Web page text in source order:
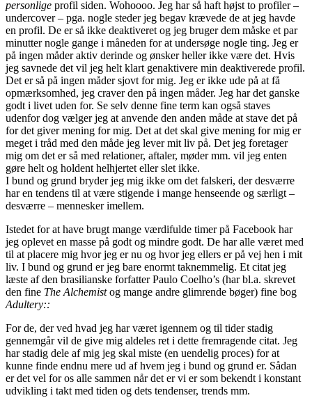
personlige profil siden. Wohoooo. Jeg har så haft højst to profiler –
undercover – pga. nogle steder jeg begav krævede de at jeg havde
en profil. De er så ikke deaktiveret og jeg bruger dem måske et par
minutter nogle gange i måneden for at undersøge nogle ting. Jeg er
på ingen måder aktiv derinde og ønsker heller ikke være det. Hvis
jeg savnede det vil jeg helt klart genaktivere min deaktiverede profil.
Det er så på ingen måder sjovt for mig. Jeg er ikke ude på at få
opmærksomhed, jeg craver den på ingen måder. Jeg har det ganske
godt i livet uden for. Se selv denne fine term kan også staves
udenfor dog vælger jeg at anvende den anden måde at stave det på
for det giver mening for mig. Det at det skal give mening for mig er
meget i tråd med den måde jeg lever mit liv på. Det jeg foretager
mig om det er så med relationer, aftaler, møder mm. vil jeg enten
gøre helt og holdent helhjertet eller slet ikke.
I bund og grund bryder jeg mig ikke om det falskeri, der desværre
har en tendens til at være stigende i mange henseende og særligt –
desværre – mennesker imellem.
Istedet for at have brugt mange værdifulde timer på Facebook har
jeg oplevet en masse på godt og mindre godt. De har alle været med
til at placere mig hvor jeg er nu og hvor jeg ellers er på vej hen i mit
liv. I bund og grund er jeg bare enormt taknemmelig. Et citat jeg
læste af den brasilianske forfatter Paulo Coelho’s (har bl.a. skrevet
den fine The Alchemistog mange andre glimrende bøger) fine bog
Adultery::
For de, der ved hvad jeg har været igennem og til tider stadig
gennemgår vil de give mig aldeles ret i dette fremragende citat. Jeg
har stadig dele af mig jeg skal miste (en uendelig proces) for at
kunne finde endnu mere ud af hvem jeg i bund og grund er. Sådan
er det vel for os alle sammen når det er vi er som bekendt i konstant
udvikling i takt med tiden og dets tendenser, trends mm.